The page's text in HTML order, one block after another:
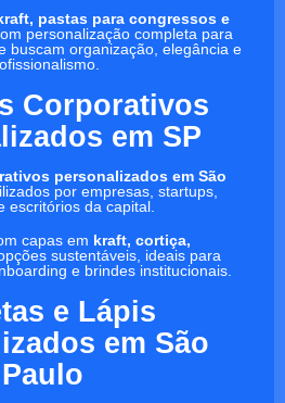
pastas para congressos e
personalização completa para
buscam organização, elegância e
Corporativos
em SP
personalizados em São
por empresas, startups,
escritórios da capital.
capas em kraft, cortiça,
sustentáveis, ideais para
e brindes institucionais.
e Lápis
em São
Paulo